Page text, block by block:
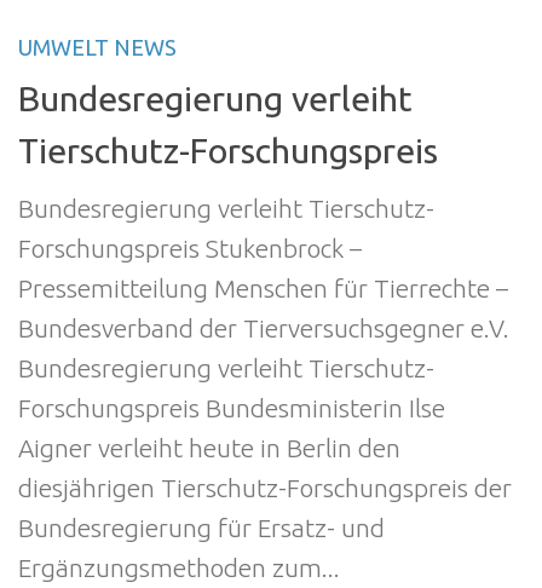
UMWELT NEWS
Bundesregierung verleiht
Tierschutz-Forschungspreis
Bundesregierung verleiht Tierschutz-
Forschungspreis Stukenbrock –
Pressemitteilung Menschen für Tierrechte –
Bundesverband der Tierversuchsgegner e.V.
Bundesregierung verleiht Tierschutz-
Forschungspreis Bundesministerin Ilse
Aigner verleiht heute in Berlin den
diesjährigen Tierschutz-Forschungspreis der
Bundesregierung für Ersatz- und
Ergänzungsmethoden zum...